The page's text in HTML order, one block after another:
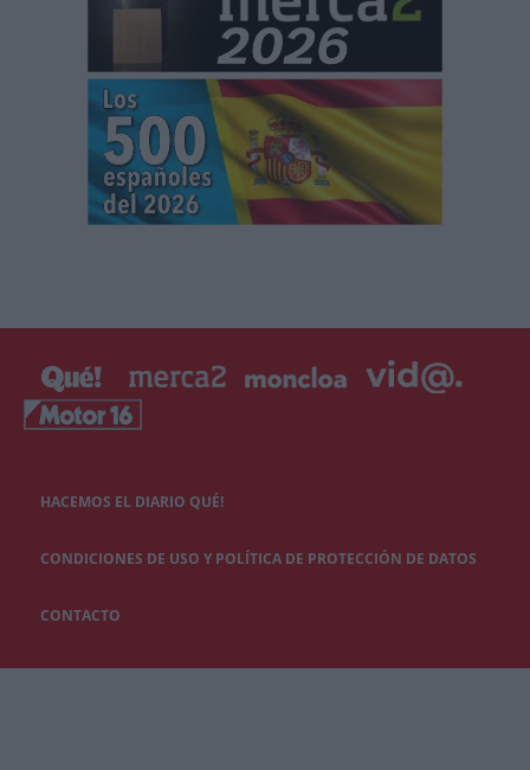
HACEMOS EL DIARIO QUÉ!
CONDICIONES DE USO Y POLÍTICA DE PROTECCIÓN DE DATOS
CONTACTO